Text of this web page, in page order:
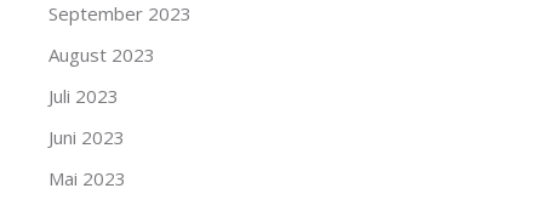
September 2023
August 2023
Juli 2023
Juni 2023
Mai 2023